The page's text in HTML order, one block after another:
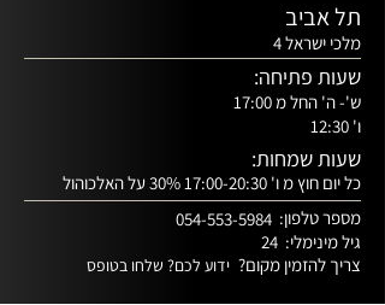
תל אביב
מלכי ישראל 4
שעות פתיחה:
ש'- ה' החל מ 17:00
ו' 12:30
שעות שמחות:
כל יום חוץ מ ו' 17:00-20:30 30% על האלכוהול
054-553-5984 מספר טלפון:
24 גיל מינימלי:
ידוע לכם? שלחו בטופס צריך להזמין מקום?